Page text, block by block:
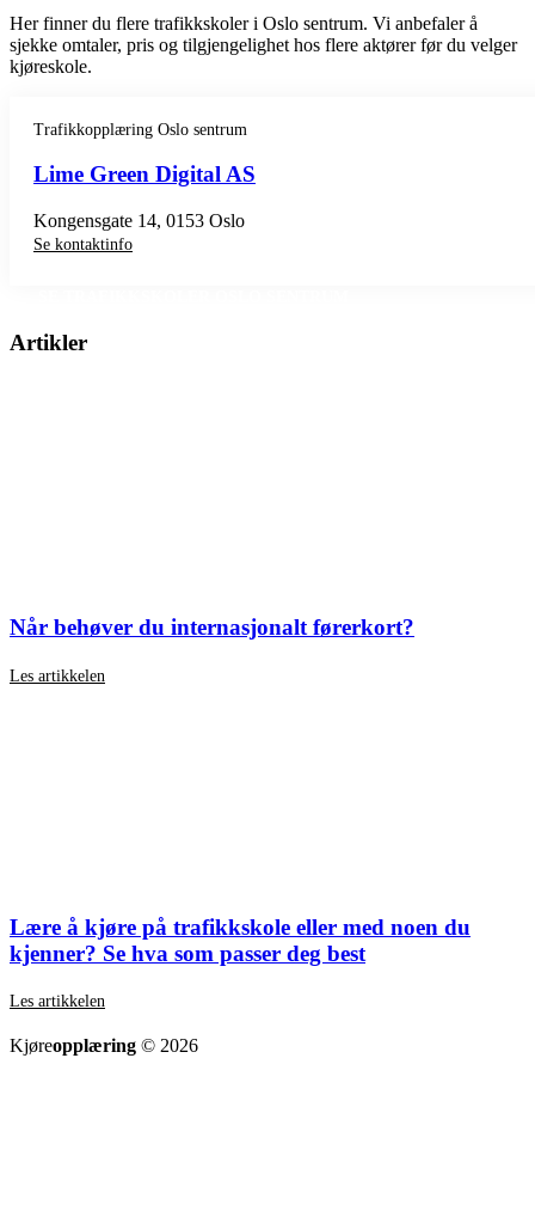
Her finner du flere trafikkskoler i Oslo sentrum. Vi anbefaler å
sjekke omtaler, pris og tilgjengelighet hos flere aktører før du velger
kjøreskole.
Trafikkopplæring Oslo sentrum
Lime Green Digital AS
Kongensgate 14, 0153 Oslo
Se kontaktinfo
Artikler
Når behøver du internasjonalt førerkort?
Les artikkelen
Lære å kjøre på trafikkskole eller med noen du
kjenner? Se hva som passer deg best
Les artikkelen
Kjøreopplæring © 2026